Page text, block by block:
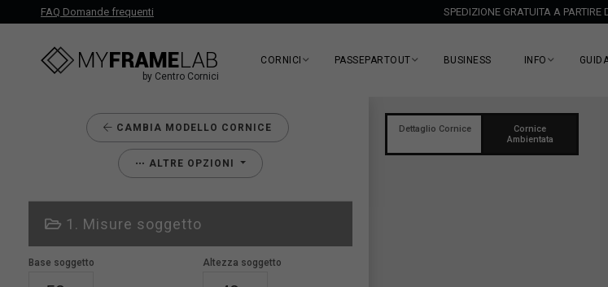
FAQ Domande frequenti SPEDIZIONE GRATUITA A PARTIRE
by Centro Cornici
CORNICI PASSEPARTOUT BUSINESS INFO
CAMBIA MODELLO CORNICE
ALTRE OPZIONI
1. Misure soggetto
Base soggetto Altezza soggetto
Dettaglio Cornice
Cornice
Ambientata